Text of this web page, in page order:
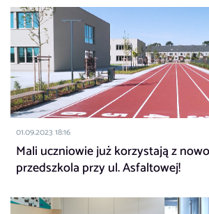
01.09.2023 18:16
Mali uczniowie już korzystają z
przedszkola przy ul. Asfaltowej!